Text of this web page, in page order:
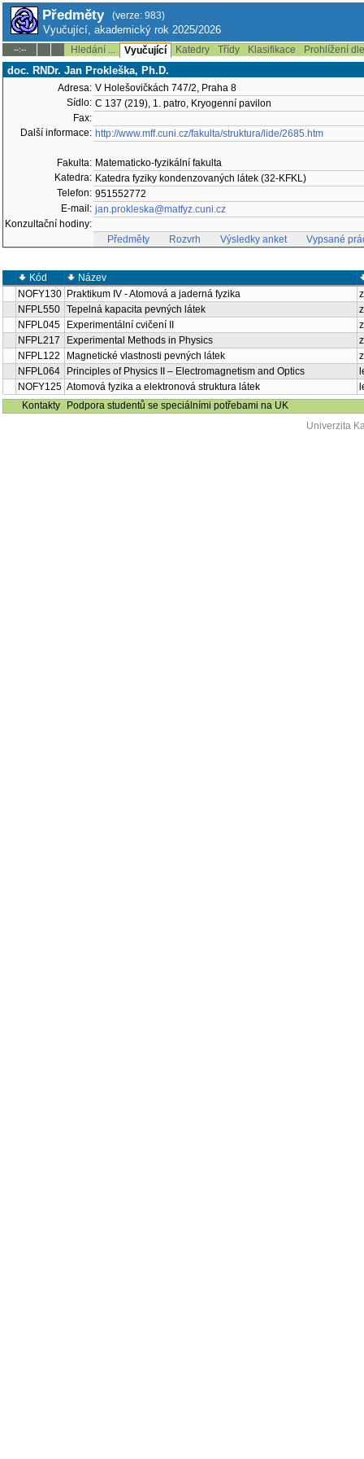
Předměty (verze: 983)
Vyučující, akademický rok 2025/2026
--:-- Hledání ... Vyučující Katedry Třídy Klasifikace Prohlížení
doc. RNDr. Jan Prokleška, Ph.D.
Adresa: V Holešovičkách 747/2, Praha 8
Sídlo: C 137 (219), 1. patro, Kryogenní pavilon
Fax:
Další informace: http://www.mff.cuni.cz/fakulta/struktura/lide/2685.htm
Fakulta: Matematicko-fyzikální fakulta
Katedra: Katedra fyziky kondenzovaných látek (32-KFKL)
Telefon: 951552772
E-mail: jan.prokleska@matfyz.cuni.cz
Konzultační hodiny:
Předměty
Rozvrh Výsledky anket Vypsané
Kód
Název
NOFY130 Praktikum IV - Atomová a jaderná fyzika
NFPL550 Tepelná kapacita pevných látek
NFPL045
Experimentální cvičení II
NFPL217
Experimental Methods in Physics
NFPL122
Magnetické vlastnosti pevných látek
NFPL064
Principles of Physics II – Electromagnetism and Optics
NOFY125 Atomová fyzika a elektronová struktura látek
Kontakty
Podpora studentů se speciálními potřebami na UK
Univerzita